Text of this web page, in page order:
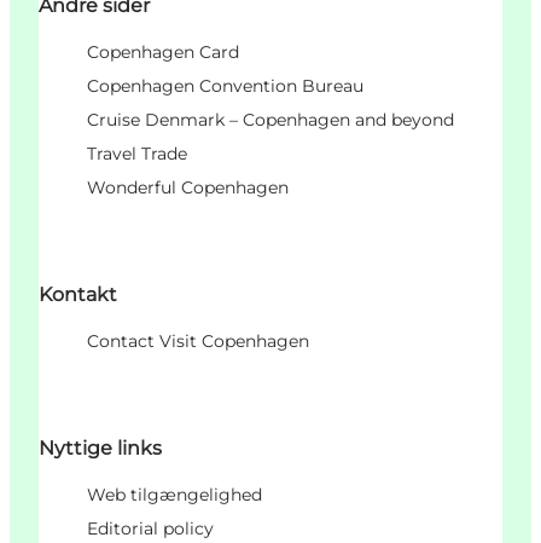
Andre sider
Copenhagen Card
Copenhagen Convention Bureau
Cruise Denmark – Copenhagen and beyond
Travel Trade
Wonderful Copenhagen
Kontakt
Contact Visit Copenhagen
Nyttige links
Web tilgængelighed
Editorial policy